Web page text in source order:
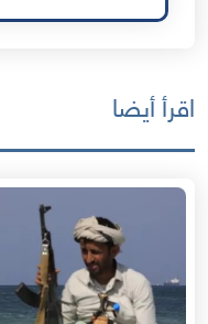
اقرأ أيضا